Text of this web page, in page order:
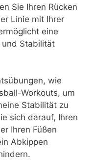
Sie Ihren Rücken
Linie mit Ihrer
eine
und Stabilität
wie
Workouts, um
Stabilität zu
sich darauf, Ihren
Ihren Füßen
Abkippen